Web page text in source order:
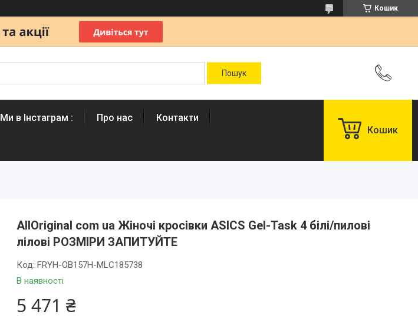
Кошик
Ми в Інстаграм : Про нас Контакти
Кошик
AllOriginal com ua Жіночі кросівки ASICS Gel-Task 4 білі/пилові
лілові РОЗМІРИ ЗАПИТУЙТЕ
В наявності
Код: FRYH-OB157H-MLC185738
5 471 ₴